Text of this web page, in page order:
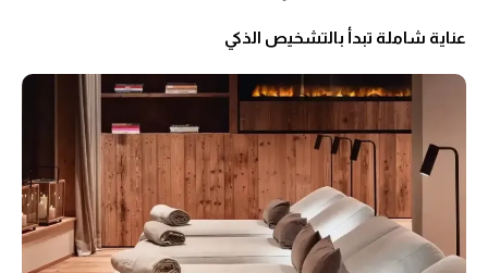
عناية شاملة تبدأ بالتشخيص الذكي